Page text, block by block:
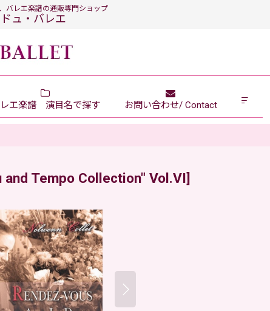
バレエ楽譜の通販専門ショップ
ュ・バレエ
エ楽譜 演目名で探す お問い合わせ/ Contact
Tempo Collection" Vol.VI]